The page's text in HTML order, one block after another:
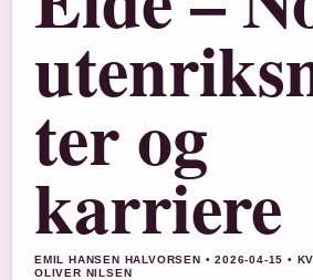
ter og
karriere
EMIL HANSEN HALVORSEN • 2026-04-15 •
OLIVER NILSEN